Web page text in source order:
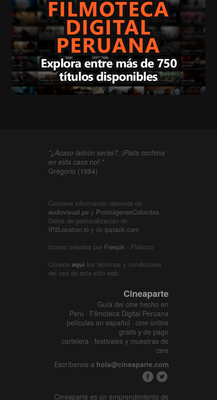
"¿Acaso ladrón serás?, ¡Plata cochina
en esta casa no!."
Gregorio (1984)
Contiene información obtenida de
audiovisual.pe y ProimágenesColombia.
Datos de geolocalización de
IP2Location.io y de ipstack.com
Iconos creados por Freepik - Flaticon
Conoce aquí los términos y condiciones
del uso de este sitio web.
Cineaparte
Guía del cine hecho en
Perú · Filmoteca Digital Peruana
películas en español · cine online
gratis y de pago
cartelera · festivales y muestras de
cine
Escríbenos a hola@cineaparte.com
Cineaparte es un emprendimiento de